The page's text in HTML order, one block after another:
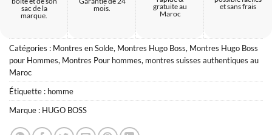
sac de la
marque.
mois.
gratuite au
Maroc
et sans frais
Catégories : Montres en Solde, Montres Hugo Boss, Montres Hugo Boss
pour Hommes, Montres Pour hommes, montres suisses authentiques au
Maroc
Étiquette : homme
Marque : HUGO BOSS